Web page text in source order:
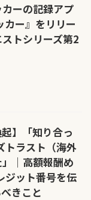
カーの記録アプ
カー』をリリー
トシリーズ第2
】「知り合っ
トラスト（海外
｜高額報酬め
ジット番号を伝
きこと